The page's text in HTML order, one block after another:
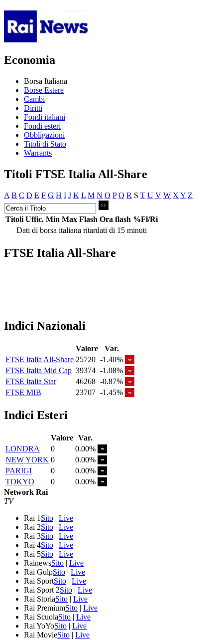
Economia
Borsa Italiana
Borse Estere
Cambi
Diritti
Fondi italiani
Fondi esteri
Obbligazioni
Titoli di Stato
Warrants
Titoli FTSE Italia All-Share
A B C D E F G H I J K L M N O P Q R S T U V W X Y Z
Titoli Uffic. Min Max Flash Ora flash %Fl/Ri
Dati di borsa italiana ritardati di 15 minuti
FTSE Italia All-Share
Indici Nazionali
Valore
Var.
FTSE Italia All-Share 25720 -1.40%
FTSE Italia Mid Cap 39374 -1.08%
FTSE Italia Star
46268 -0.87%
FTSE MIB
23707 -1.45%
Indici Esteri
Valore Var.
LONDRA
0
0.00%
NEW YORK 0
0.00%
PARIGI
0
0.00%
TOKYO
0
0.00%
Network Rai
TV
Rai 1 Sito | Live
Rai 2Sito | Live
Rai 3Sito | Live
Rai 4Sito | Live
Rai 5Sito | Live
RainewsSito | Live
Rai GulpSito | Live
Rai SportSito | Live
Rai Sport 2Sito | Live
Rai StoriaSito | Live
Rai PremiumSito | Live
Rai ScuolaSito | Live
Rai YoYoSito | Live
Rai MovieSito | Live